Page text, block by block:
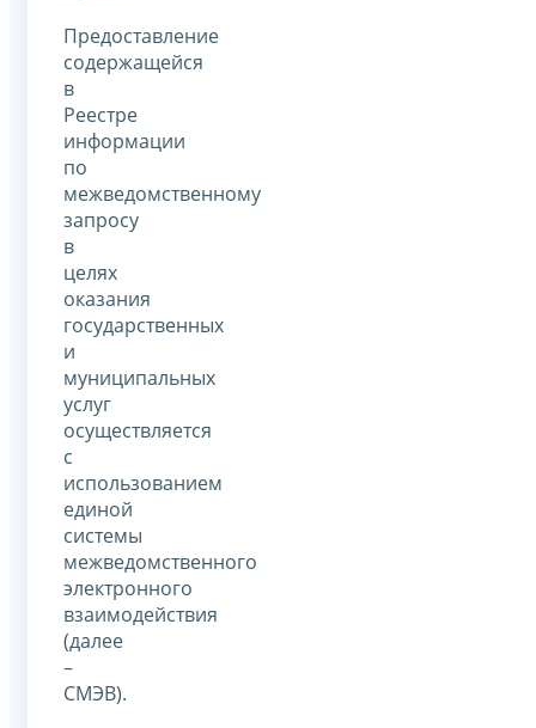
Предоставление
содержащейся
в
Реестре
информации
по
межведомственному
запросу
в
целях
оказания
государственных
и
муниципальных
услуг
осуществляется
с
использованием
единой
системы
межведомственного
электронного
взаимодействия
(далее
–
СМЭВ).